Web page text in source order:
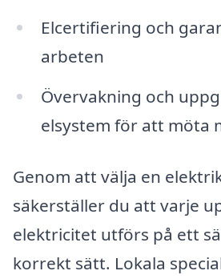
Elcertifiering och
arbeten
Övervakning och
elsystem för att möta
Genom att välja en
säkerställer du att varje
elektricitet utförs på ett
korrekt sätt. Lokala